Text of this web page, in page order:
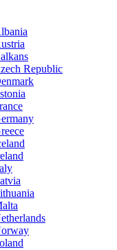
Republic